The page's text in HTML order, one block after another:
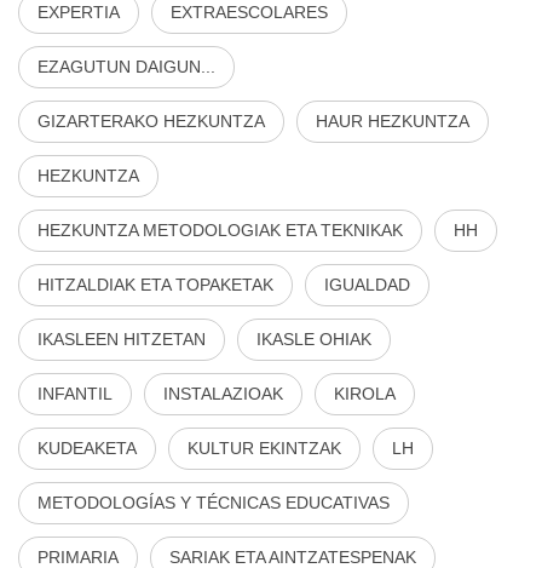
EXPERTIA EXTRAESCOLARES
EZAGUTUN DAIGUN...
GIZARTERAKO HEZKUNTZA HAUR HEZKUNTZA
HEZKUNTZA
HEZKUNTZA METODOLOGIAK ETA TEKNIKAK HH
HITZALDIAK ETA TOPAKETAK IGUALDAD
IKASLEEN HITZETAN IKASLE OHIAK
INFANTIL INSTALAZIOAK KIROLA
KUDEAKETA KULTUR EKINTZAK LH
METODOLOGÍAS Y TÉCNICAS EDUCATIVAS
PRIMARIA SARIAK ETA AINTZATESPENAK